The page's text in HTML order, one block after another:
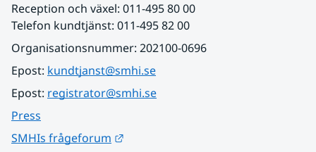
Reception och växel: 011-495 80 00
Telefon kundtjänst: 011-495 82 00
Organisationsnummer: 202100-0696
Epost: kundtjanst@smhi.se
Epost: registrator@smhi.se
Press
SMHIs frågeforum